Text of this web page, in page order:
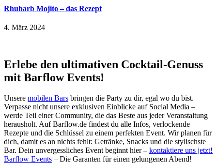
Rhubarb Mojito – das Rezept
4. März 2024
Erlebe den ultimativen Cocktail-Genuss
mit Barflow Events!
Unsere mobilen Bars bringen die Party zu dir, egal wo du bist.
Verpasse nicht unsere exklusiven Einblicke auf Social Media –
werde Teil einer Community, die das Beste aus jeder Veranstaltung
herausholt. Auf Barflow.de findest du alle Infos, verlockende
Rezepte und die Schlüssel zu einem perfekten Event. Wir planen für
dich, damit es an nichts fehlt: Getränke, Snacks und die stylischste
Bar. Dein unvergessliches Event beginnt hier – kontaktiere uns jetzt!
Barflow Events – Die Garanten für einen gelungenen Abend!